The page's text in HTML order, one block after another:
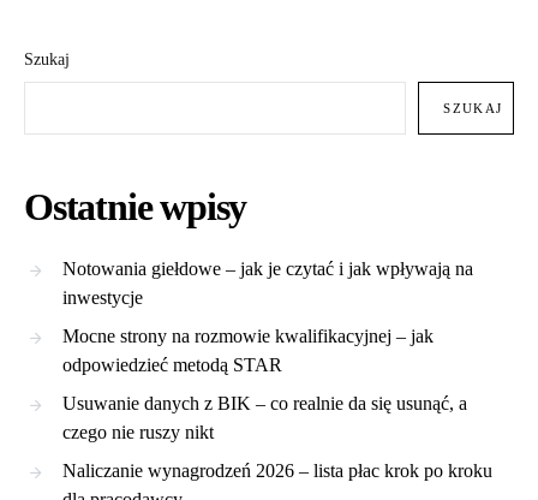
Szukaj
SZUKAJ
Ostatnie wpisy
Notowania giełdowe – jak je czytać i jak wpływają na
inwestycje
Mocne strony na rozmowie kwalifikacyjnej – jak
odpowiedzieć metodą STAR
Usuwanie danych z BIK – co realnie da się usunąć, a
czego nie ruszy nikt
Naliczanie wynagrodzeń 2026 – lista płac krok po kroku